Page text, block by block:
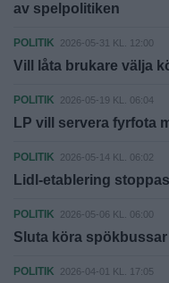
av spelpolitiken
POLITIK 2026-05-31 KL. 12:00
Vill låta brukare välja
POLITIK 2026-05-19 KL. 06:04
LP vill servera fyrfota
POLITIK 2026-05-14 KL. 06:02
Lidl-etablering
POLITIK 2026-05-06 KL. 06:00
Sluta köra
POLITIK 2026-04-01 KL. 17:05